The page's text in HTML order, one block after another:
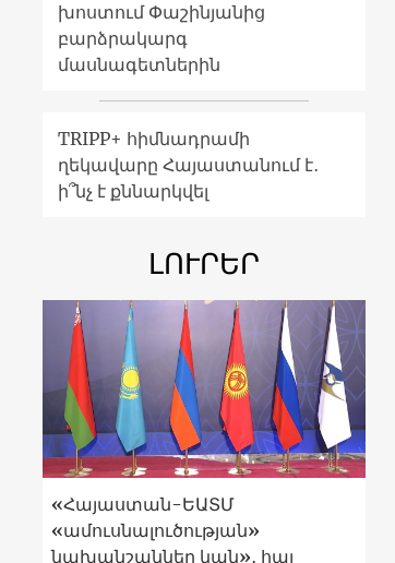
խոստում Փաշինյանից
բարձրակարգ
մասնագետներին
TRIPP+ հիմնադրամի
ղեկավարը Հայաստանում է․
ի՞նչ է քննարկվել
ԼՈՒՐԵՐ
«Հայաստան-ԵԱՏՄ
«ամուսնալուծության»
նախանշաններ կան»․ հայ